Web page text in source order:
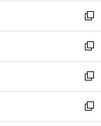
ド
ウ
で
開
く
ウ
ィ
ン
ド
ウ
で
開
く
し
い
ウ
ィ
ン
ド
ウ
で
開
新
し
い
ウ
ィ
ン
ド
ウ
新
し
い
ウ
ィ
ン
新
し
い
ウ
新